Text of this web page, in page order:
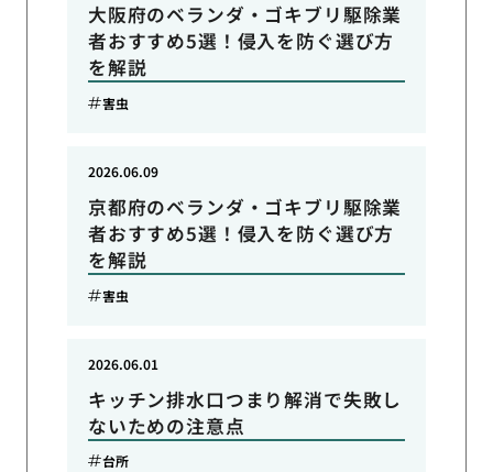
大阪府のベランダ・ゴキブリ駆除業
者おすすめ5選！侵入を防ぐ選び方
を解説
害虫
京都府のベランダ・ゴキブリ駆除業
者おすすめ5選！侵入を防ぐ選び方
を解説
2026.06.09
害虫
キッチン排水口つまり解消で失敗し
ないための注意点
2026.06.01
台所